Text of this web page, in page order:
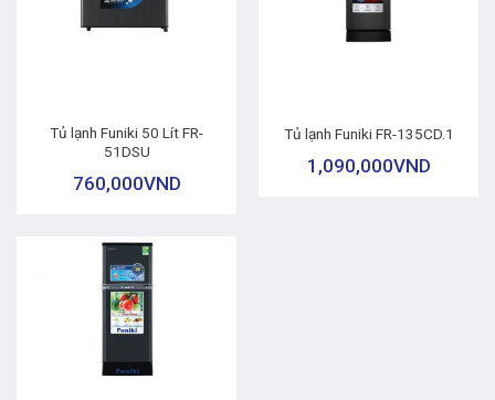
Tủ lạnh Funiki 50 Lít FR-
51DSU
760,000VND
Tủ lạnh Funiki FR-135CD.1
1,090,000VND